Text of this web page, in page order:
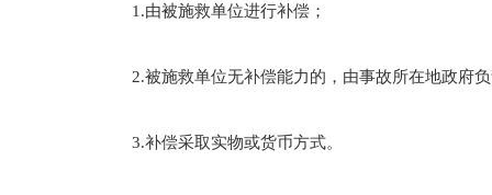
1.由被施救单位进行补偿；
2.被施救单位无补偿能力的，由事故所在地政府负
3.补偿采取实物或货币方式。